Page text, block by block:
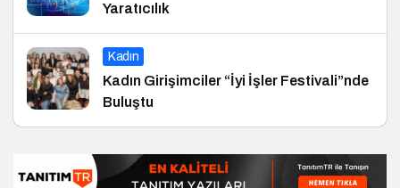
Yaratıcılık
Kadın
Kadın Girişimciler “İyi İşler Festivali”nde
Buluştu